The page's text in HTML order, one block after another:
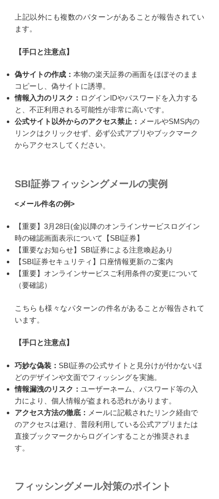
上記以外にも複数のパターンがあることが報告されてい
ます。
【手口と注意点】
偽サイトの作成： 本物の楽天証券の画面をほぼそのまま
コピーし、偽サイトに誘導。
情報入力のリスク： ログインIDやパスワードを入力する
と、不正利用される可能性が非常に高いです。
公式サイト以外からのアクセス禁止： メールやSMS内の
リンクはクリックせず、必ず公式アプリやブックマーク
からアクセスしてください。
SBI証券フィッシングメールの実例
<メール件名の例>
【重要】3月28日(金)以降のオンラインサービスログイン
時の確認画面表示について【SBI証券】
【重要なお知らせ】SBI証券による注意喚起あり
【SBI証券セキュリティ】口座情報更新のご案内
【重要】オンラインサービスご利用条件の変更について
（要確認）
こちらも様々なパターンの件名があることが報告されて
います。
【手口と注意点】
巧妙な偽装： SBI証券の公式サイトと見分けが付かないほ
どのデザインや文面でフィッシングを実施。
情報漏洩のリスク： ユーザーネーム、パスワード等の入
力により、個人情報が盗まれる恐れがあります。
アクセス方法の徹底： メールに記載されたリンク経由で
のアクセスは避け、普段利用している公式アプリまたは
直接ブックマークからログインすることが推奨されま
す。
フィッシングメール対策のポイント